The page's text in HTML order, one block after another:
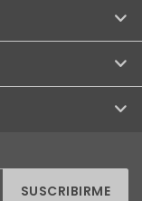
SUSCRIBIRME